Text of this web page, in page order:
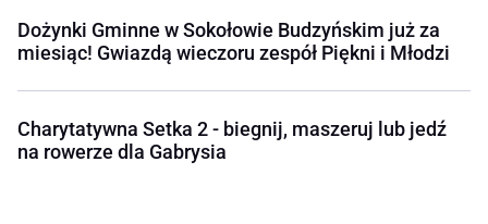
Dożynki Gminne w Sokołowie Budzyńskim już za
miesiąc! Gwiazdą wieczoru zespół Piękni i Młodzi
Charytatywna Setka 2 - biegnij, maszeruj lub jedź
na rowerze dla Gabrysia